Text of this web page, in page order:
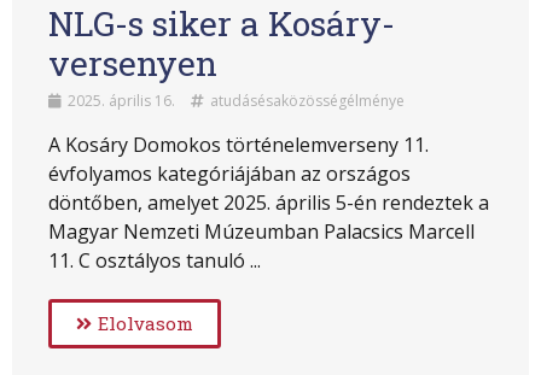
NLG-s siker a Kosáry-
versenyen
2025. április 16. atudásésaközösségélménye
A Kosáry Domokos történelemverseny 11.
évfolyamos kategóriájában az országos
döntőben, amelyet 2025. április 5-én rendeztek a
Magyar Nemzeti Múzeumban Palacsics Marcell
11. C osztályos tanuló ...
Elolvasom